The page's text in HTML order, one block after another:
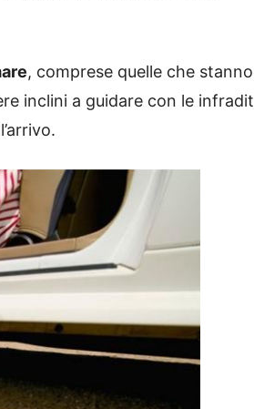
, comprese quelle che stanno
inclini a guidare con le